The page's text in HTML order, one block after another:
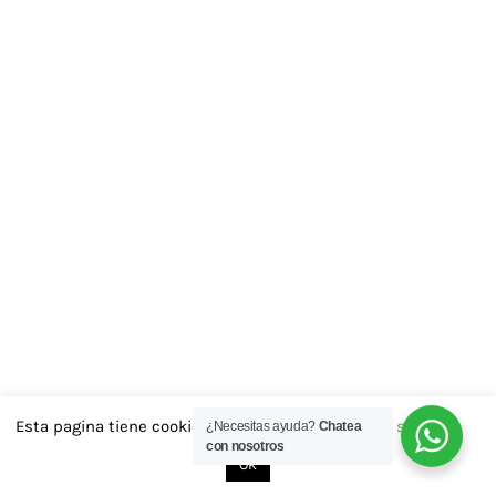
Esta pagina tiene cookies las aceptas..? Cookie settings
OK
¿Necesitas ayuda? Chatea
con nosotros